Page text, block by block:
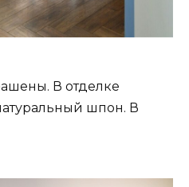
В отделке
шпон. В